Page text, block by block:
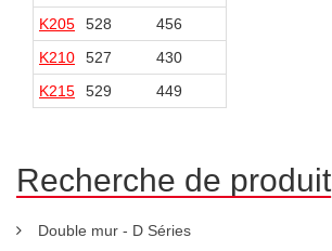
K205
528 456
K210
527 430
K215
529 449
Recherche de produit
Double mur - D Séries